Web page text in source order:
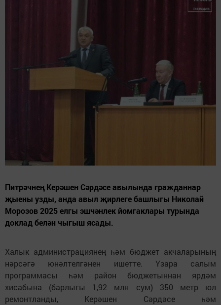
Питрәчнең Керәшен Сәрдәсе авылында гражданнар
җыены узды, анда авыл җирлеге башлыгы Николай
Морозов 2025 елгы эшчәнлек йомгаклары турында
доклад белән чыгыш ясады.
Халык администрациянең һәм бюджет акчаларының
нәрсәгә юнәлтелгәнен ишетте. Үзара салым
программасы һәм район бюджетыннан ярдәм
хисабына (барлыгы 1,92 млн сум) 350 метр юл
ремонтланды, Керәшен Сәрдәсе һәм